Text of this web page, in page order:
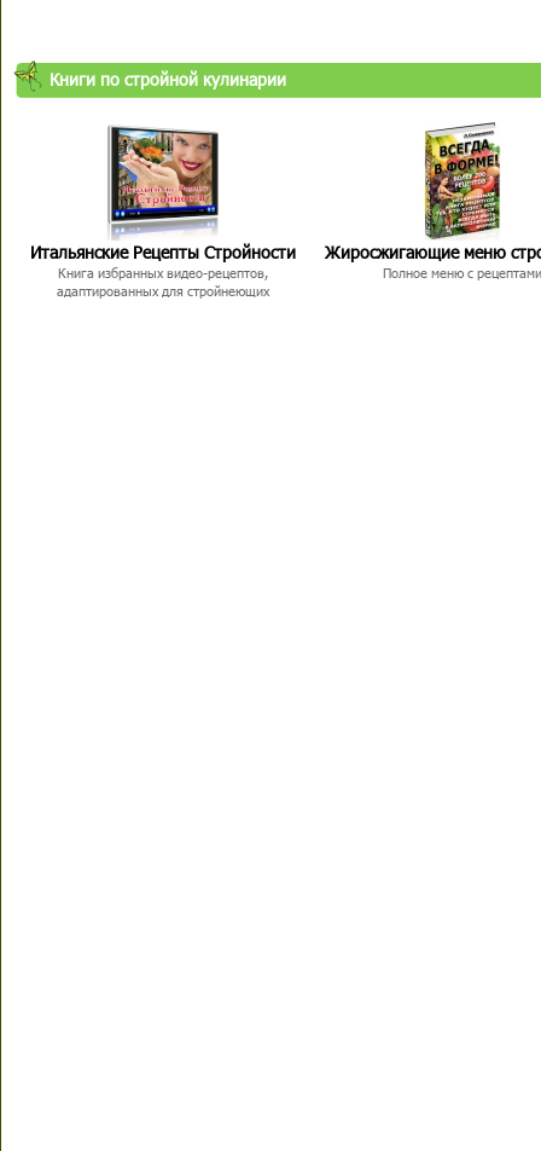
Книги по стройной кулинарии
Итальянские Рецепты Стройности
Книга избранных видео-рецептов,
адаптированных для стройнеющих
Жиросжигающие меню
Полное меню с рецептами